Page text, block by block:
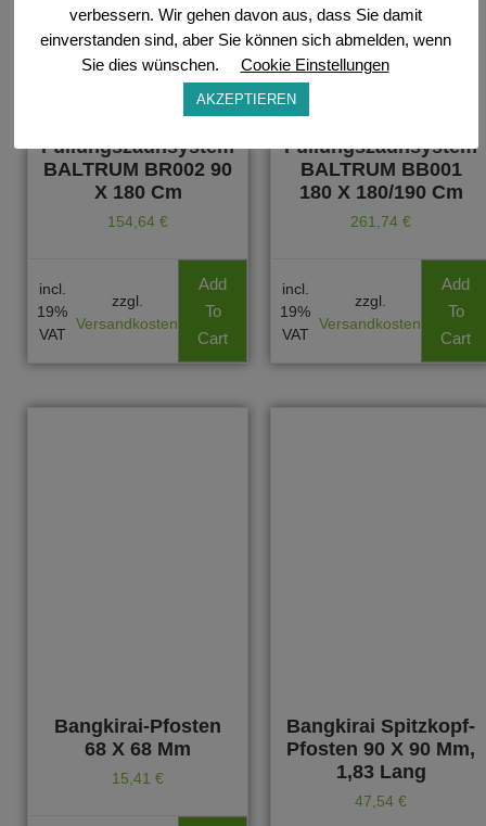
Füllungszaunsystem
BALTRUM BR002 90
X 180 Cm
154,64 €
incl.
19%
VAT
zzgl.
Versandkosten
Add
To
Cart
Füllungszaunsystem
BALTRUM BB001
180 X 180/190 Cm
261,74 €
incl.
19%
VAT
zzgl.
Versandkosten
Add
To
Cart
Bangkirai-Pfosten
68 X 68 Mm
15,41 €
Bangkirai Spitzkopf-
Pfosten 90 X 90 Mm,
1,83 Lang
47,54 €
verbessern. Wir gehen davon aus, dass Sie damit
einverstanden sind, aber Sie können sich abmelden, wenn
Sie dies wünschen.
Cookie Einstellungen
AKZEPTIEREN